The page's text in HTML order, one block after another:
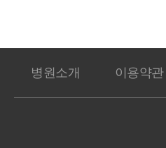
병원소개 이용약관